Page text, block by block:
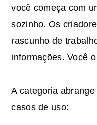
você começa com
sozinho. Os
rascunho de
informações. Você
A categoria
casos de uso: